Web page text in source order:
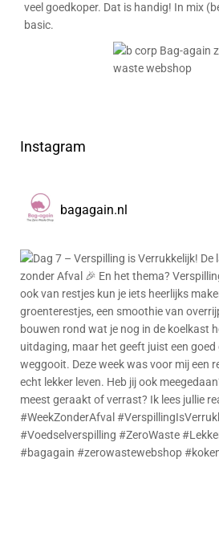
veel goedkoper. Dat is handig! In mix
basic.
Instagram
bagagain.nl